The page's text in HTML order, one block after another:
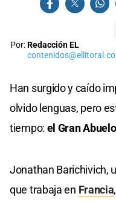
Por:Redacción EL
Han surgido y caído
olvido lenguas, pero
tiempo: el Gran
Jonathan Barichivich,
que trabaja en Francia